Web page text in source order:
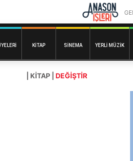
KITAP SINEMA YERLI MÜZIK
| KITAP | DEĞİŞTİR